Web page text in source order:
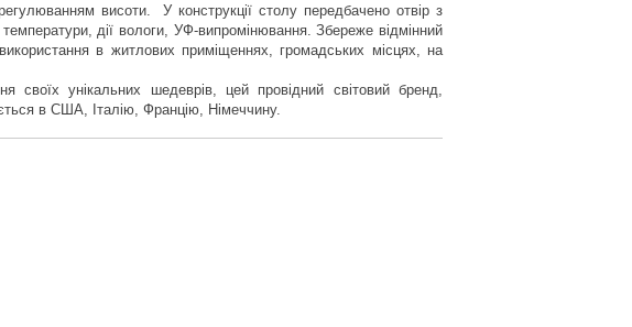
висоти. У конструкції столу передбачено отвір з
дії вологи, УФ-випромінювання. Збереже відмінний
в житлових приміщеннях, громадських місцях, на
своїх унікальних шедеврів, цей провідний світовий бренд,
в США, Італію, Францію, Німеччину.